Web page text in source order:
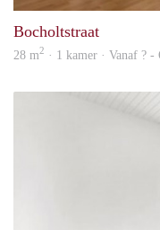
Bocholtstraat
28 m2 · 1 kamer · Vanaf ? -